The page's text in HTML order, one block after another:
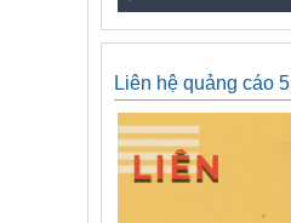
Liên hệ quảng cáo 5